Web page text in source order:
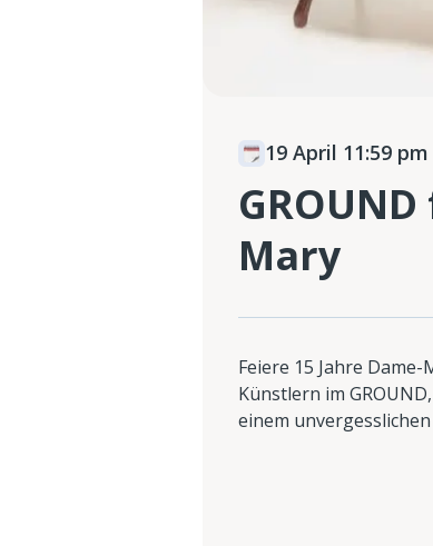
19 April 11:59 pm
Mary
Feiere 15 Jahre
Künstlern im
einem